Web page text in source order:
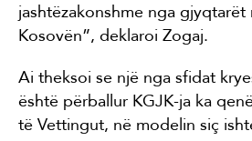
jashtëzakonshme nga
Kosovën”, deklaroi Zogaj.
Ai theksoi se një nga sfidat
është përballur KGJK-ja ka
të Vettingut, në modelin siç